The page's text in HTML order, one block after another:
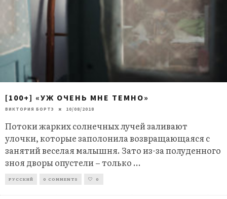
[100+] «УЖ ОЧЕНЬ МНЕ ТЕМНО»
ВИКТОРИЯ БОРТЭ 10/08/2018
Потоки жарких солнечных лучей заливают
улочки, которые заполонила возвращающаяся с
занятий веселая малышня. Зато из-за полуденного
зноя дворы опустели – только ...
РУССКИЙ 0 COMMENTS 0